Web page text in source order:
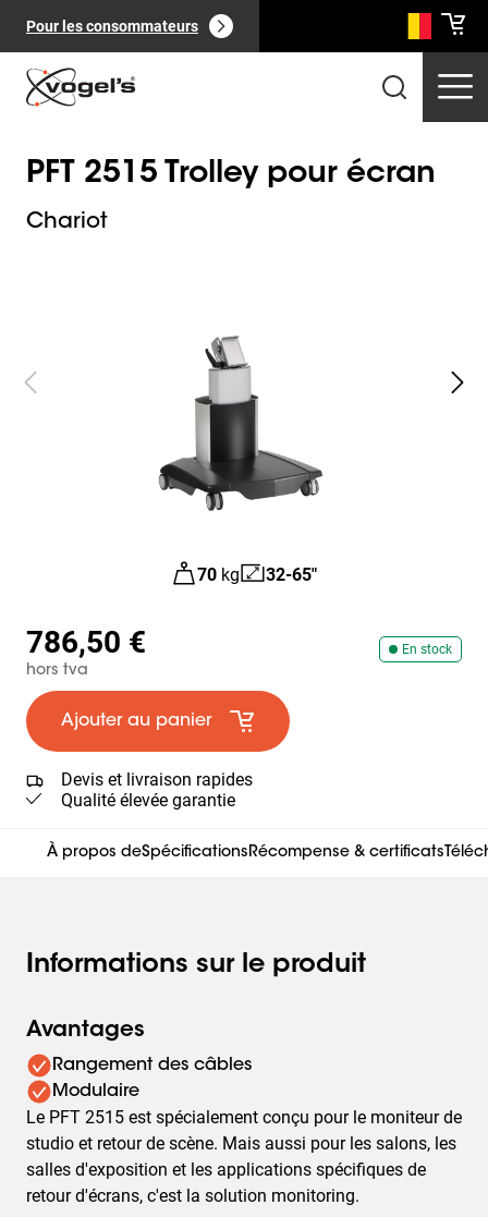
Pour les consommateurs
PFT 2515 Trolley pour écran
Chariot
70 kg 32-65"
En stock
786,50 €
hors tva
Ajouter au panier
Devis et livraison rapides
Qualité élevée garantie
À propos deSpécificationsRécompense & certificats
Informations sur le produit
Avantages
Rangement des câbles
Modulaire
Le PFT 2515 est spécialement conçu pour le moniteur de
studio et retour de scène. Mais aussi pour les salons, les
salles d'exposition et les applications spécifiques de
retour d'écrans, c'est la solution monitoring.